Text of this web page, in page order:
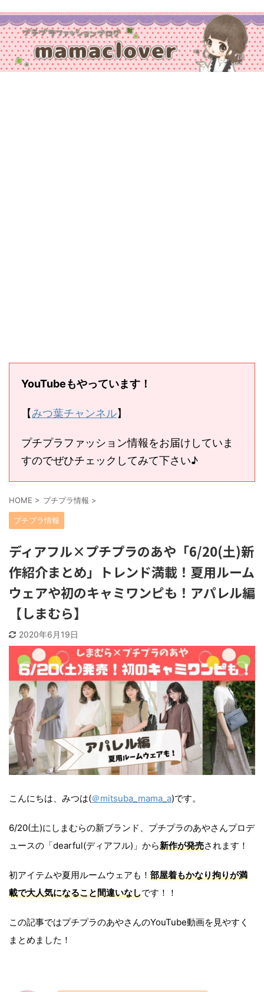
YouTubeもやっています！
【みつ葉チャンネル】
プチプラファッション情報をお届けしていま
すのでぜひチェックしてみて下さい♪
HOME > プチプラ情報 >
プチプラ情報
ディアフル×プチプラのあや「6/20(土)新
作紹介まとめ」トレンド満載！夏用ルーム
ウェアや初のキャミワンピも！アパレル編
【しまむら】
2020年6月19日
こんにちは、みつは(＠mitsuba_mama_a)です。
6/20(土)にしまむらの新ブランド、プチプラのあやさんプロデ
ュースの「dearful(ディアフル)」から新作が発売されます！
初アイテムや夏用ルームウェアも！ 部屋着もかなり拘りが満
載で大人気になること間違いなしです！！
この記事ではプチプラのあやさんのYouTube動画を見やすく
まとめました！